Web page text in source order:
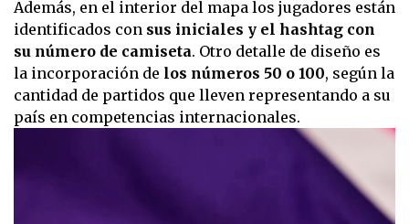
Además, en el interior del mapa los jugadores están
identificados con sus iniciales y el hashtag con
su número de camiseta. Otro detalle de diseño es
la incorporación de los números 50 o 100, según la
cantidad de partidos que lleven representando a su
país en competencias internacionales.